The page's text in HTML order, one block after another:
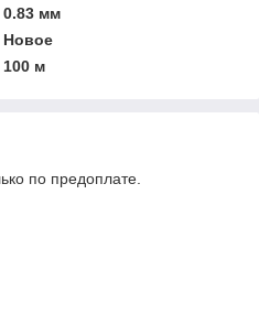
0.83 мм
Новое
100 м
по предоплате.